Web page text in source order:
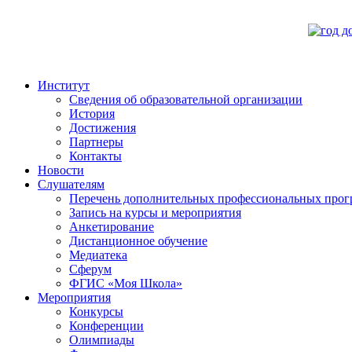
Институт
Сведения об образовательной организации
История
Достижения
Партнеры
Контакты
Новости
Слушателям
Перечень дополнительных профессиональных
Запись на курсы и мероприятия
Анкетирование
Дистанционное обучение
Медиатека
Сферум
ФГИС «Моя Школа»
Мероприятия
Конкурсы
Конференции
Олимпиады